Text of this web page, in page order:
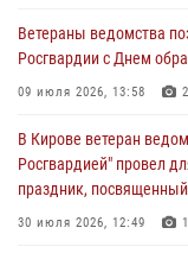
Директор Росгвардии
поздравил
01 августа 2026, 07:05
В Кирове
в хулиганстве
Ветераны ведомства
Росгвардии с Днем
09 июля 2026, 13:58 2
В Кирове ветеран
Росгвардией" провел
праздник,
30 июля 2026, 12:49